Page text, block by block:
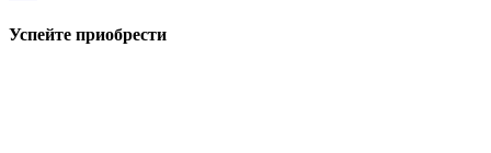
Успейте приобрести